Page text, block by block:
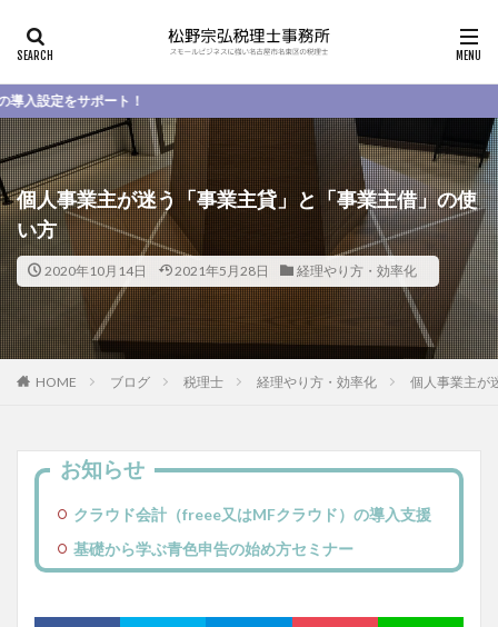
ート！
個人事業主が迷う「事業主貸」と「事業主借」の使
い方
2020年10月14日 2021年5月28日 経理やり方・効率化
HOME ブログ 税理士 経理やり方・効率化 個人事業主が
お知らせ
クラウド会計（freee又はMFクラウド）の導入支援
基礎から学ぶ青色申告の始め方セミナー